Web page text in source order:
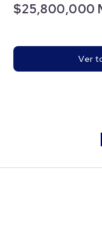
$25,800,000
Ver